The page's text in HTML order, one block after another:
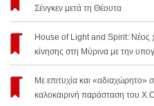
Σένγκεν μετά τη Θέουτα
House of Light and Spirit: Νέος
κίνησης στη Μύρινα με την
Με επιτυχία και
καλοκαιρινή παράσταση του